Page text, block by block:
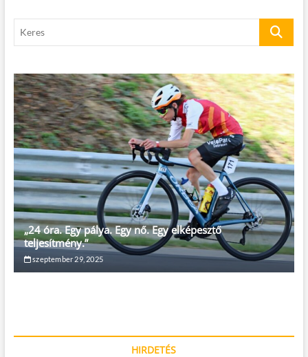
z
é
n
a
v
i
g
á
c
i
ó
t
:
e
s
„24 óra. Egy pálya. Egy nő. Egy elképesztő
teljesítmény.”
szeptember 29, 2025
HIRDETÉS